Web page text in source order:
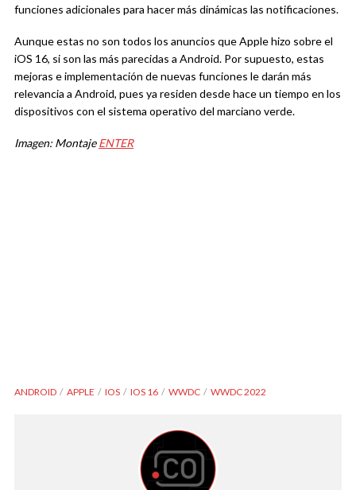
funciones adicionales para hacer más dinámicas las notificaciones.
Aunque estas no son todos los anuncios que Apple hizo sobre el
iOS 16, si son las más parecidas a Android. Por supuesto, estas
mejoras e implementación de nuevas funciones le darán más
relevancia a Android, pues ya residen desde hace un tiempo en los
dispositivos con el sistema operativo del marciano verde.
Imagen: MontajeENTER
ANDROID APPLE IOS IOS 16 WWDC WWDC 2022